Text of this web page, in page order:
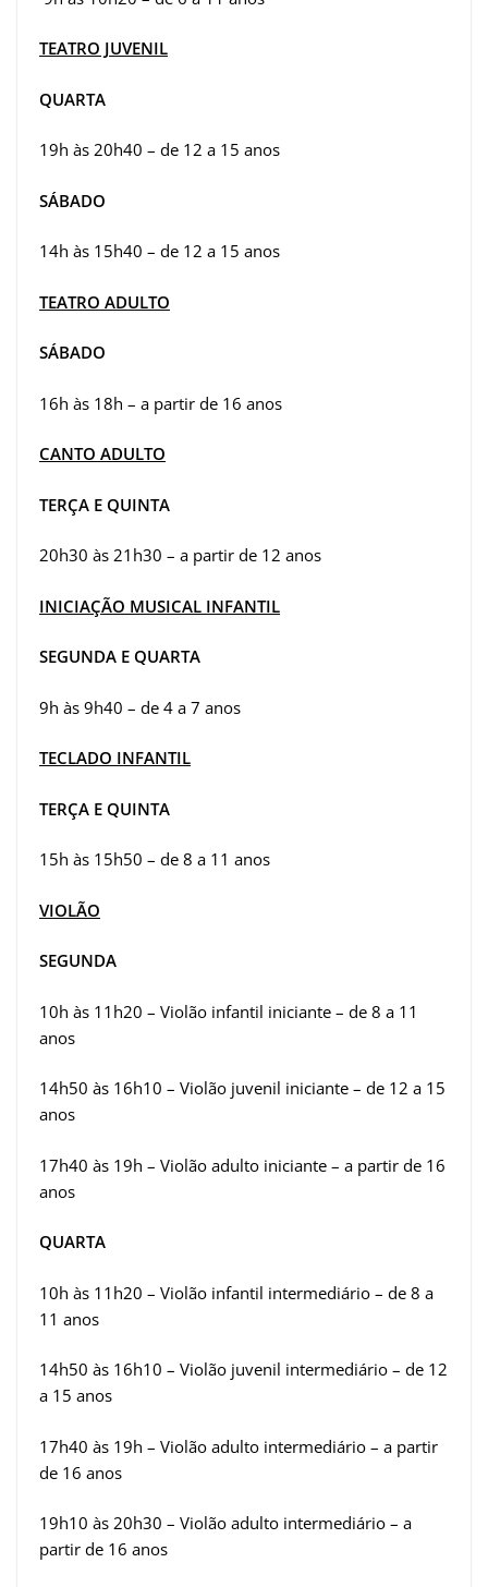
TEATRO JUVENIL
QUARTA
19h às 20h40 – de 12 a 15 anos
SÁBADO
14h às 15h40 – de 12 a 15 anos
TEATRO ADULTO
SÁBADO
16h às 18h – a partir de 16 anos
CANTO ADULTO
TERÇA E QUINTA
20h30 às 21h30 – a partir de 12 anos
INICIAÇÃO MUSICAL INFANTIL
SEGUNDA E QUARTA
9h às 9h40 – de 4 a 7 anos
TECLADO INFANTIL
TERÇA E QUINTA
15h às 15h50 – de 8 a 11 anos
VIOLÃO
SEGUNDA
10h às 11h20 – Violão infantil iniciante – de 8 a 11
anos
14h50 às 16h10 – Violão juvenil iniciante – de 12 a 15
anos
17h40 às 19h – Violão adulto iniciante – a partir de 16
anos
QUARTA
10h às 11h20 – Violão infantil intermediário – de 8 a
11 anos
14h50 às 16h10 – Violão juvenil intermediário – de 12
a 15 anos
17h40 às 19h – Violão adulto intermediário – a partir
de 16 anos
19h10 às 20h30 – Violão adulto intermediário – a
partir de 16 anos